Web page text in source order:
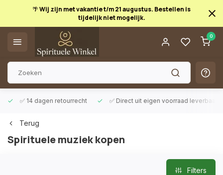
🌴 Wij zijn met vakantie t/m 21 augustus. Bestellen is
tijdelijk niet mogelijk.
0
✅ 14 dagen retourrecht ✅ Direct uit eigen voorraad leverbaar
Terug
Spirituele muziek kopen
Filters